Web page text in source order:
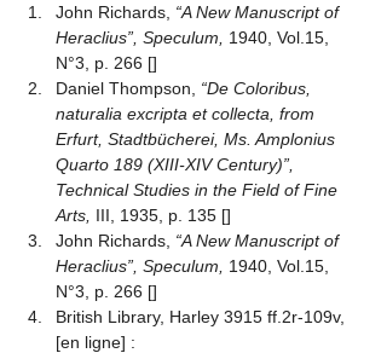
John Richards, “A New Manuscript of
Heraclius”, Speculum,
1940, Vol.15,
N°3, p. 266 []
Daniel Thompson, “De Coloribus,
naturalia excripta et collecta, from
Erfurt, Stadtbücherei, Ms. Amplonius
Quarto 189 (XIII-XIV Century)”,
Technical Studies in the Field of Fine
Arts, III, 1935, p. 135 []
John Richards, “A New Manuscript of
Heraclius”, Speculum,
1940, Vol.15,
N°3, p. 266 []
British Library, Harley 3915 ff.2r-109v,
[en ligne] :